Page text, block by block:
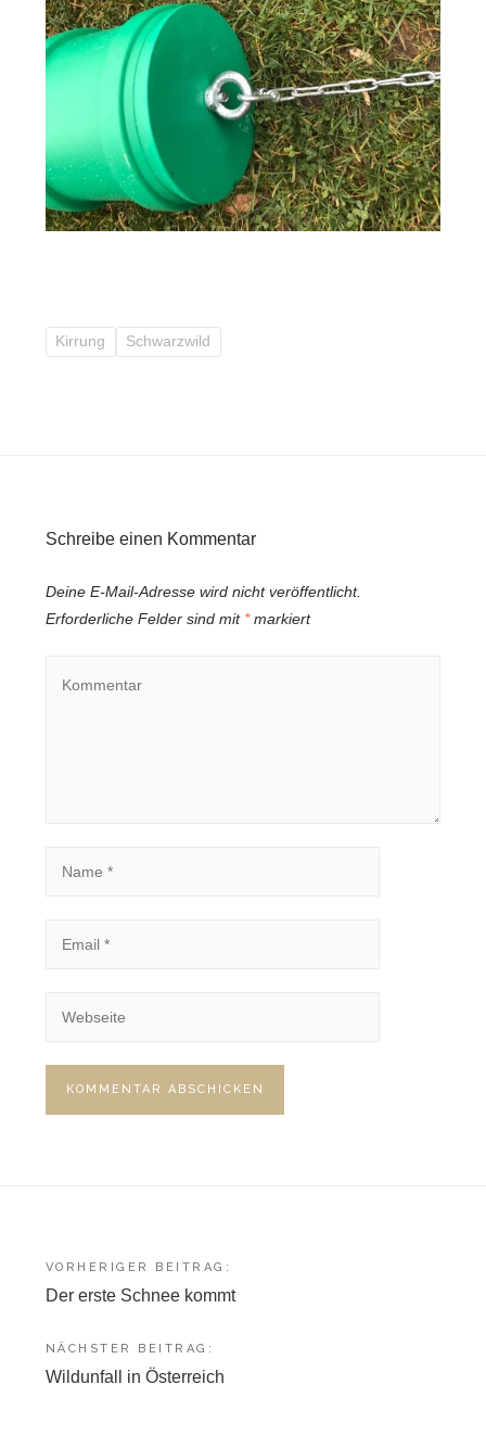
Kirrung Schwarzwild
Schreibe einen Kommentar
Deine E-Mail-Adresse wird nicht veröffentlicht.
Erforderliche Felder sind mit *markiert
Beitragsnavigation
VORHERIGER BEITRAG:
Der erste Schnee kommt
NÄCHSTER BEITRAG:
Wildunfall in Österreich